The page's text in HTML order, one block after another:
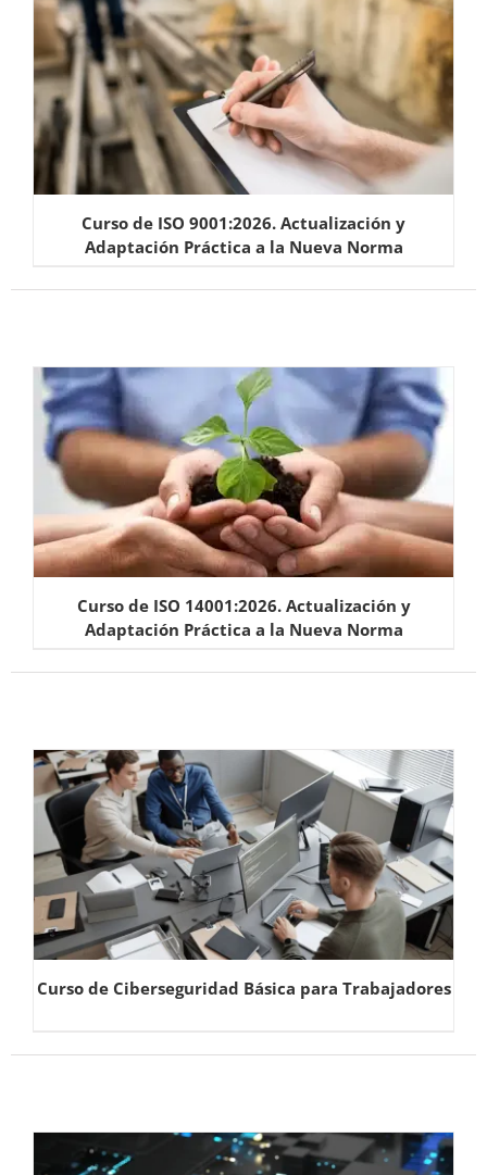
Curso de ISO 9001:2026. Actualización y
Adaptación Práctica a la Nueva Norma
Curso de ISO 14001:2026. Actualización y
Adaptación Práctica a la Nueva Norma
Curso de Ciberseguridad Básica para Trabajadores